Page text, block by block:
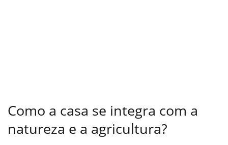
Como a casa se integra com a
natureza e a agricultura?